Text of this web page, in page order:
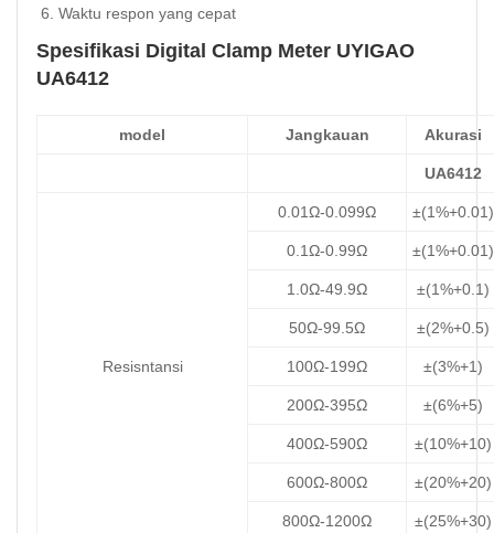
Waktu respon yang cepat
Spesifikasi Digital Clamp Meter UYIGAO
UA6412
model Jangkauan Akurasi
UA6412
Resisntansi
0.01Ω-0.099Ω ±(1%+0.01)
0.1Ω-0.99Ω ±(1%+0.01)
1.0Ω-49.9Ω ±(1%+0.1)
50Ω-99.5Ω ±(2%+0.5)
100Ω-199Ω ±(3%+1)
200Ω-395Ω ±(6%+5)
400Ω-590Ω ±(10%+10)
600Ω-800Ω ±(20%+20)
800Ω-1200Ω ±(25%+30)